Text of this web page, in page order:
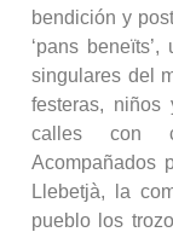
bendición y
‘pans
singulares del
festeras,
calles con
Acompañados
Llebetjà, la
pueblo los